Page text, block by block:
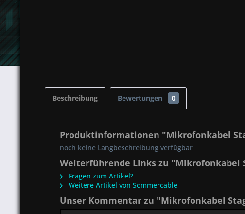
Beschreibung Bewertungen 0
Produktinformationen "Mikrofonkabel
noch keine Langbeschreibung verfügbar
Weiterführende Links zu "Mikrofonkabel
Fragen zum Artikel?
Weitere Artikel von Sommercable
Unser Kommentar zu "Mikrofonkabel